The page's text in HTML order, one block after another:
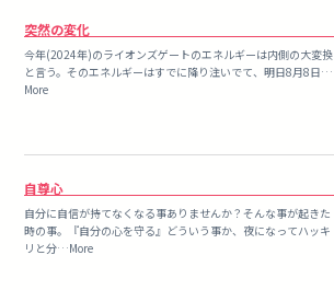
突然の変化
今年(2024年)のライオンズゲートのエネルギーは内側の大変換
と言う。そのエネルギーはすでに降り注いでて、明日8月8日…
More
自尊心
自分に自信が持てなくなる事ありませんか？そんな事が起きた
時の事。『自分の心を守る』どういう事か、夜になってハッキ
リと分…More